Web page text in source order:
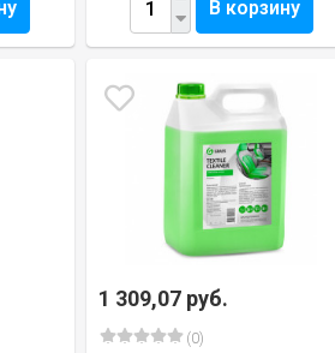
В корзину
1 309,07 руб.
(0)